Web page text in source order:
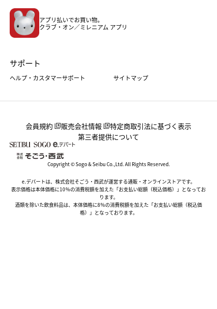
ホーム・キッチン＆アート
アプリ払いでお買い物。
クラブ・オン／ミレニアム アプリ
サポート
ヘルプ・カスタマーサポート サイトマップ
会員規約 販売会社情報
特定商取引法に基づく表示
第三者提供について
Copyright © Sogo & Seibu Co.,Ltd. All Rights Reserved.
e.デパートは、株式会社そごう・西武が運営する通販・オンラインストアです。
表示価格は本体価格に10％の消費税額を加えた「お支払い総額（税込価格）」となってお
ります。
酒類を除いた飲食料品は、本体価格に8％の消費税額を加えた「お支払い総額（税込価
格）」となっております。